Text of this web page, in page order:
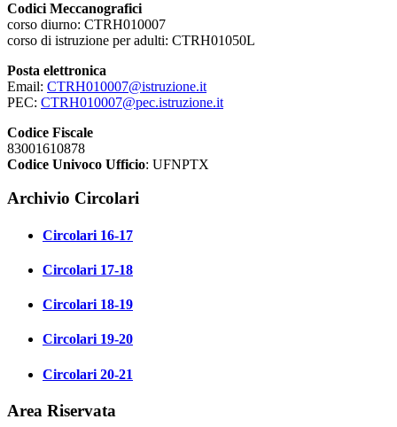
Codici Meccanografici
corso diurno: CTRH010007
corso di istruzione per adulti: CTRH01050L
Posta elettronica
Email: CTRH010007@istruzione.it
PEC: CTRH010007@pec.istruzione.it
Codice Fiscale
83001610878
Codice Univoco Ufficio: UFNPTX
Archivio Circolari
Circolari 16-17
Circolari 17-18
Circolari 18-19
Circolari 19-20
Circolari 20-21
Area Riservata